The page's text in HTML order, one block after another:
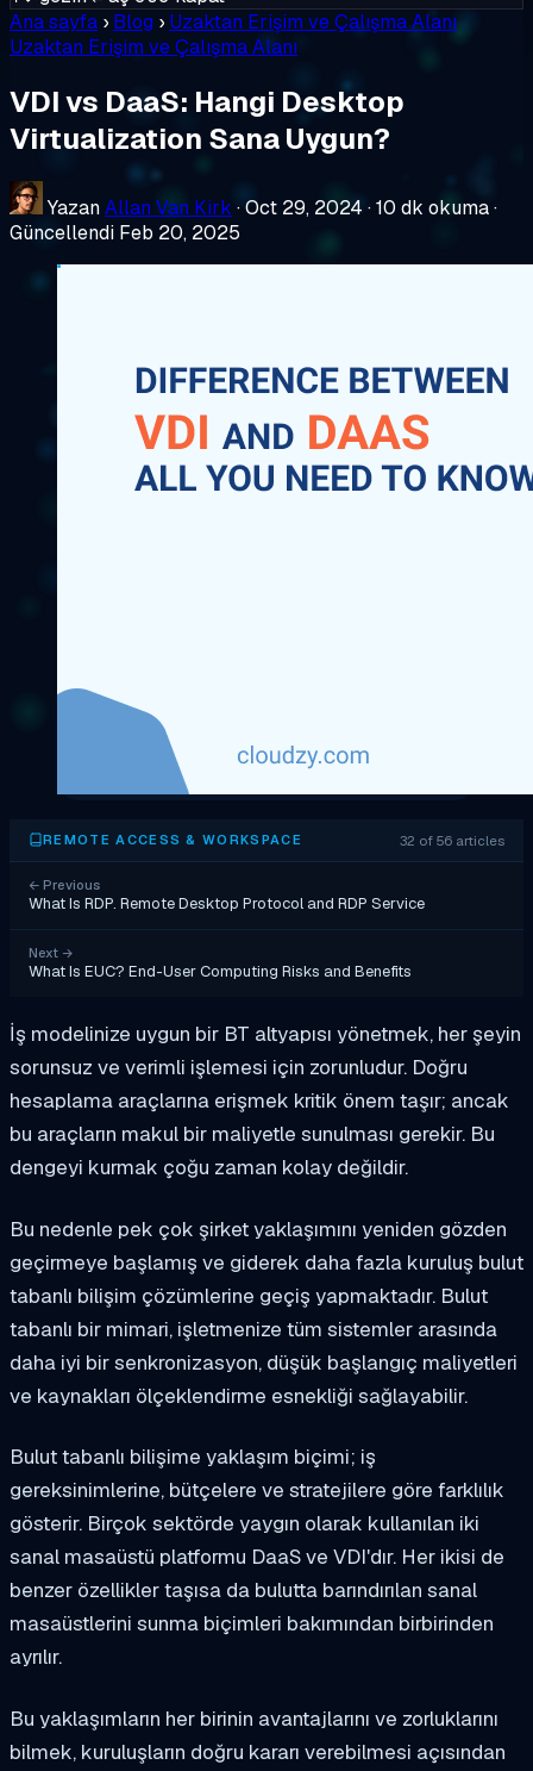
Ana sayfa › Blog › Uzaktan Erişim ve Çalışma Alanı
Uzaktan Erişim ve Çalışma Alanı
VDI vs DaaS: Hangi Desktop
Virtualization Sana Uygun?
YazanAllan Van Kirk ·Oct 29, 2024 ·10 dk okuma·
Güncellendi Feb 20, 2025
REMOTE ACCESS & WORKSPACE 32 of 56 articles
← Previous
What Is RDP. Remote Desktop Protocol and RDP Service
Next →
What Is EUC? End-User Computing Risks and Benefits
İş modelinize uygun bir BT altyapısı yönetmek, her şeyin
sorunsuz ve verimli işlemesi için zorunludur. Doğru
hesaplama araçlarına erişmek kritik önem taşır; ancak
bu araçların makul bir maliyetle sunulması gerekir. Bu
dengeyi kurmak çoğu zaman kolay değildir.
Bu nedenle pek çok şirket yaklaşımını yeniden gözden
geçirmeye başlamış ve giderek daha fazla kuruluş bulut
tabanlı bilişim çözümlerine geçiş yapmaktadır. Bulut
tabanlı bir mimari, işletmenize tüm sistemler arasında
daha iyi bir senkronizasyon, düşük başlangıç maliyetleri
ve kaynakları ölçeklendirme esnekliği sağlayabilir.
Bulut tabanlı bilişime yaklaşım biçimi; iş
gereksinimlerine, bütçelere ve stratejilere göre farklılık
gösterir. Birçok sektörde yaygın olarak kullanılan iki
sanal masaüstü platformu DaaS ve VDI'dır. Her ikisi de
benzer özellikler taşısa da bulutta barındırılan sanal
masaüstlerini sunma biçimleri bakımından birbirinden
ayrılır.
Bu yaklaşımların her birinin avantajlarını ve zorluklarını
bilmek, kuruluşların doğru kararı verebilmesi açısından